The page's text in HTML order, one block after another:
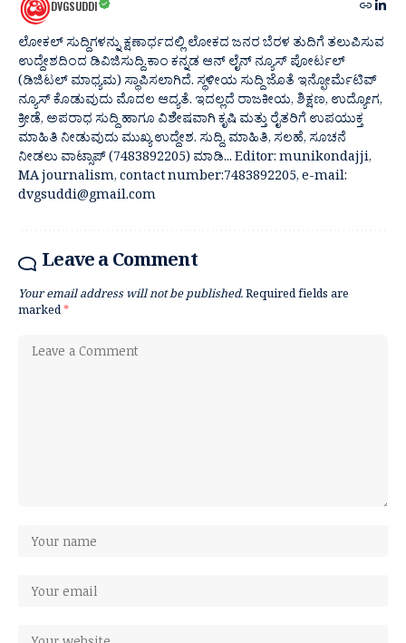
DVGSUDDI
ಲೋಕಲ್ ಸುದ್ದಿಗಳನ್ನು ಕ್ಷಣಾರ್ಧದಲ್ಲಿ ಲೋಕದ ಜನರ ಬೆರಳ ತುದಿಗೆ ತಲುಪಿಸುವ
ಉದ್ದೇಶದಿಂದ ಡಿವಿಜಿಸುದ್ದಿ.ಕಾಂ ಕನ್ನಡ ಆನ್ ಲೈನ್ ನ್ಯೂಸ್ ಪೋರ್ಟಲ್
(ಡಿಜಿಟಲ್ ಮಾಧ್ಯಮ) ಸ್ಥಾಪಿಸಲಾಗಿದೆ. ಸ್ಥಳೀಯ ಸುದ್ದಿ ಜೊತೆ ಇನ್ಫೋರ್ಮೆಟಿವ್
ನ್ಯೂಸ್ ಕೊಡುವುದು ಮೊದಲ ಆದ್ಯತೆ. ಇದಲ್ಲದೆ ರಾಜಕೀಯ, ಶಿಕ್ಷಣ, ಉದ್ಯೋಗ,
ಕ್ರೀಡೆ, ಅಪರಾಧ ಸುದ್ದಿ ಹಾಗೂ ವಿಶೇಷವಾಗಿ ಕೃಷಿ ಮತ್ತು ರೈತರಿಗೆ ಉಪಯುಕ್ತ
ಮಾಹಿತಿ ನೀಡುವುದು ಮುಖ್ಯ ಉದ್ದೇಶ. ಸುದ್ದಿ, ಮಾಹಿತಿ, ಸಲಹೆ, ಸೂಚನೆ
ನೀಡಲು ವಾಟ್ಸಾಪ್ (7483892205) ಮಾಡಿ... Editor: munikondajji,
MA journalism, contact number:7483892205, e-mail:
dvgsuddi@gmail.com
Leave a Comment
Your email address will not be published.Required fields are
marked*